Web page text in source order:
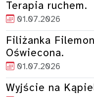
Terapia ruchem.
01.07.2026
Filiżanka
Oświecona.
01.07.2026
Wyjście na